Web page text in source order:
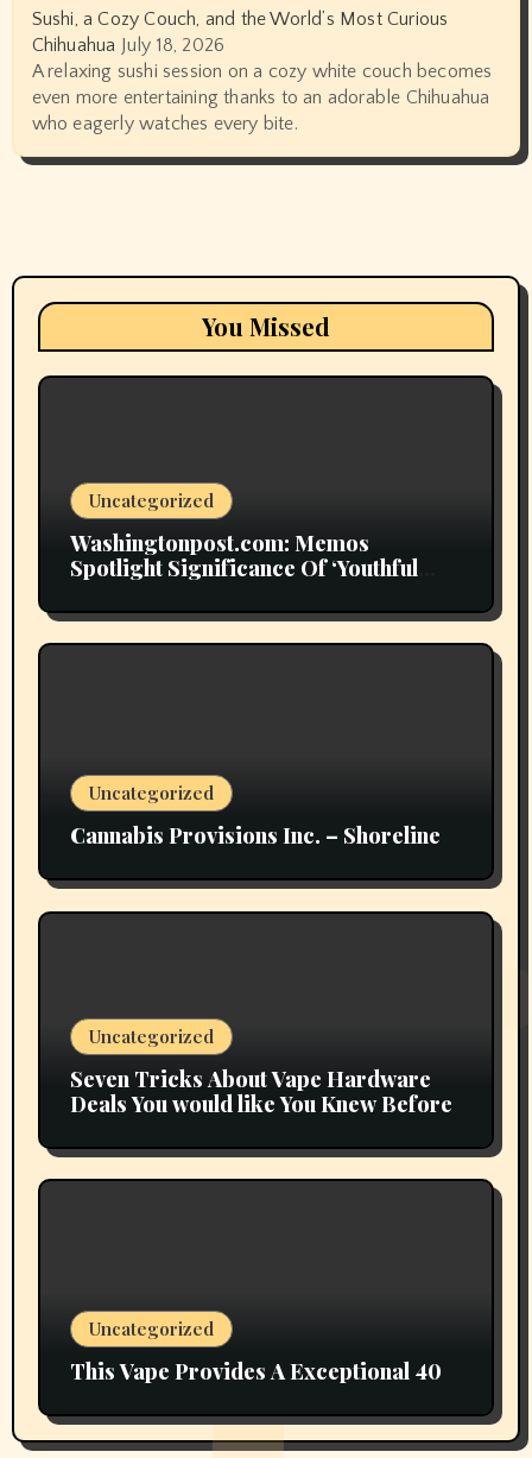
Sushi, a Cozy Couch, and the World’s Most Curious
Chihuahua July 18, 2026
A relaxing sushi session on a cozy white couch becomes
even more entertaining thanks to an adorable Chihuahua
who eagerly watches every bite.
You Missed
Uncategorized
Washingtonpost.com: Memos
Spotlight Significance Of ‘Youthful
Uncategorized
Cannabis Provisions Inc. – Shoreline
Uncategorized
Seven Tricks About Vape Hardware
Deals You would like You Knew Before
Uncategorized
This Vape Provides A Exceptional 40